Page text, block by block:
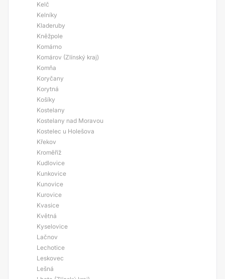
Kelč
Kelníky
Kladeruby
Kněžpole
Komárno
Komárov (Zlínský kraj)
Komňa
Koryčany
Korytná
Košíky
Kostelany
Kostelany nad Moravou
Kostelec u Holešova
Křekov
Kroměříž
Kudlovice
Kunkovice
Kunovice
Kurovice
Kvasice
Květná
Kyselovice
Lačnov
Lechotice
Leskovec
Lešná